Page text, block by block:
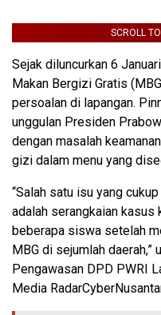
SCROLL
Sejak diluncurkan 6
Makan Bergizi Gratis
persoalan di lapangan.
unggulan Presiden
dengan masalah
gizi dalam menu yang
“Salah satu isu yang
adalah serangkaian kasus
beberapa siswa setelah
MBG di sejumlah daerah,”
Pengawasan DPD PWRI
Media